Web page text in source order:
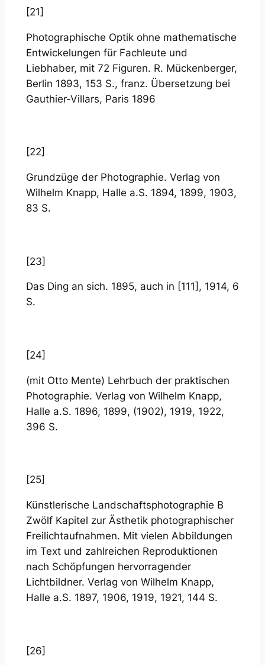
[21]
Photographische Optik ohne mathematische
Entwickelungen für Fachleute und
Liebhaber, mit 72 Figuren. R. Mückenberger,
Berlin 1893, 153 S., franz. Übersetzung bei
Gauthier-Villars, Paris 1896
[22]
Grundzüge der Photographie. Verlag von
Wilhelm Knapp, Halle a.S. 1894, 1899, 1903,
83 S.
[23]
Das Ding an sich. 1895, auch in [111], 1914, 6
S.
[24]
(mit Otto Mente) Lehrbuch der praktischen
Photographie. Verlag von Wilhelm Knapp,
Halle a.S. 1896, 1899, (1902), 1919, 1922,
396 S.
[25]
Künstlerische Landschaftsphotographie B
Zwölf Kapitel zur Ästhetik photographischer
Freilichtaufnahmen. Mit vielen Abbildungen
im Text und zahlreichen Reproduktionen
nach Schöpfungen hervorragender
Lichtbildner. Verlag von Wilhelm Knapp,
Halle a.S. 1897, 1906, 1919, 1921, 144 S.
[26]